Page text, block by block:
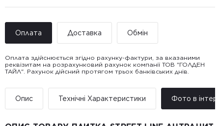
Оплата Доставка Обмін
Оплата здійснюється згідно рахунку-фактури, за вказаними
реквізитам на розрахунковий рахунок компанії ТОВ "ГОЛДЕН
ТАЙЛ". Рахунок дійсний протягом трьох банківських днів.
товару.
силами Продавця чи залученого ним перевізника/кур’єра.
Опис Технічні Характеристики Фото в